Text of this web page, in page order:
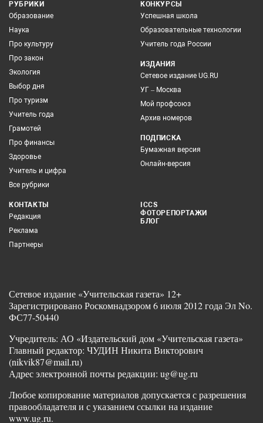
РУБРИКИ
Образование
Наука
Про культуру
Про закон
Экология
Выбор дня
Про туризм
Учитель года
Грамотей
Про финансы
Здоровье
Учитель и цифра
Все рубрики
КОНКУРСЫ
Успешная школа
Образовательные технологии
Учитель года России
ИЗДАНИЯ
Сетевое издание UG.RU
УГ – Москва
Мой профсоюз
Архив номеров
ПОДПИСКА
Бумажная версия
Онлайн-версия
КОНТАКТЫ
Редакция
Реклама
Партнеры
ICCS
ФОТОРЕПОРТАЖИ
БЛОГ
Сетевое издание «Учительская газета» 12+
Зарегистрировано Роскомнадзором 6 июля 2012 года Эл No.
ФС77-50440
Учредитель: АО «Издательский дом «Учительская газета»
Главный редактор: ЧУДИН Никита Викторович
(nikvik87@mail.ru)
Адрес электронной почты редакции: ug@ug.ru
Любое копирование материалов допускается с разрешения
правообладателя и с указанием ссылки на издание
www.ug.ru.